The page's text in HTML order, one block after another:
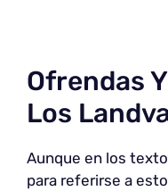
Ofrendas
Los
Aunque en los
para referirse a